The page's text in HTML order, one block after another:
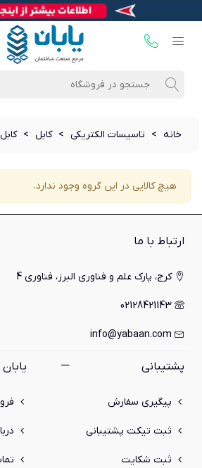
خانه > تاسیسات الکتریکی > کابل >
هیچ کالایی در این گروه وجود ندارد.
ارتباط با ما
کرج، پارک علم و فناوری البرز، فناوری 4
02128421143
info@yabaan.com
پشتیبانی
پیگیری سفارش
ثبت تیکت پشتیبانی
ثبت شکایت
یابان